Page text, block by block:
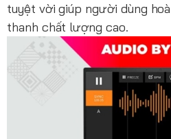
tuyệt vời giúp người dùng
thanh chất lượng cao.